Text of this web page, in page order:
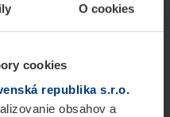
O cookies
cookies
republika s.r.o.
obsahov a